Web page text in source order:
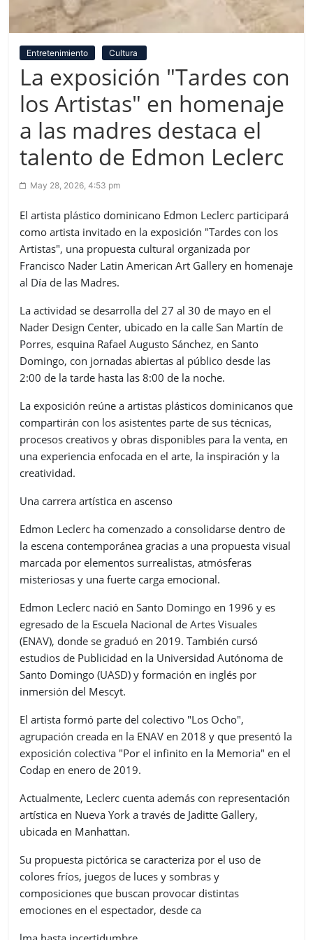
Entretenimiento Cultura
La exposición "Tardes con
los Artistas" en homenaje
a las madres destaca el
talento de Edmon Leclerc
May 28, 2026, 4:53 pm
El artista plástico dominicano Edmon Leclerc participará
como artista invitado en la exposición "Tardes con los
Artistas", una propuesta cultural organizada por
Francisco Nader Latin American Art Gallery en homenaje
al Día de las Madres.
La actividad se desarrolla del 27 al 30 de mayo en el
Nader Design Center, ubicado en la calle San Martín de
Porres, esquina Rafael Augusto Sánchez, en Santo
Domingo, con jornadas abiertas al público desde las
2:00 de la tarde hasta las 8:00 de la noche.
La exposición reúne a artistas plásticos dominicanos que
compartirán con los asistentes parte de sus técnicas,
procesos creativos y obras disponibles para la venta, en
una experiencia enfocada en el arte, la inspiración y la
creatividad.
Una carrera artística en ascenso
Edmon Leclerc ha comenzado a consolidarse dentro de
la escena contemporánea gracias a una propuesta visual
marcada por elementos surrealistas, atmósferas
misteriosas y una fuerte carga emocional.
Edmon Leclerc nació en Santo Domingo en 1996 y es
egresado de la Escuela Nacional de Artes Visuales
(ENAV), donde se graduó en 2019. También cursó
estudios de Publicidad en la Universidad Autónoma de
Santo Domingo (UASD) y formación en inglés por
inmersión del Mescyt.
El artista formó parte del colectivo "Los Ocho",
agrupación creada en la ENAV en 2018 y que presentó la
exposición colectiva "Por el infinito en la Memoria" en el
Codap en enero de 2019.
Actualmente, Leclerc cuenta además con representación
artística en Nueva York a través de Jaditte Gallery,
ubicada en Manhattan.
Su propuesta pictórica se caracteriza por el uso de
colores fríos, juegos de luces y sombras y
composiciones que buscan provocar distintas
emociones en el espectador, desde ca